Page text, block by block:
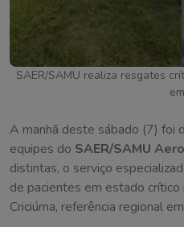
SAER/SAMU realiza resgates
A manhã deste sábado (7) foi
equipes do SAER/SAMU
distintas, o serviço
de pacientes em estado
Criciúma, referência regional